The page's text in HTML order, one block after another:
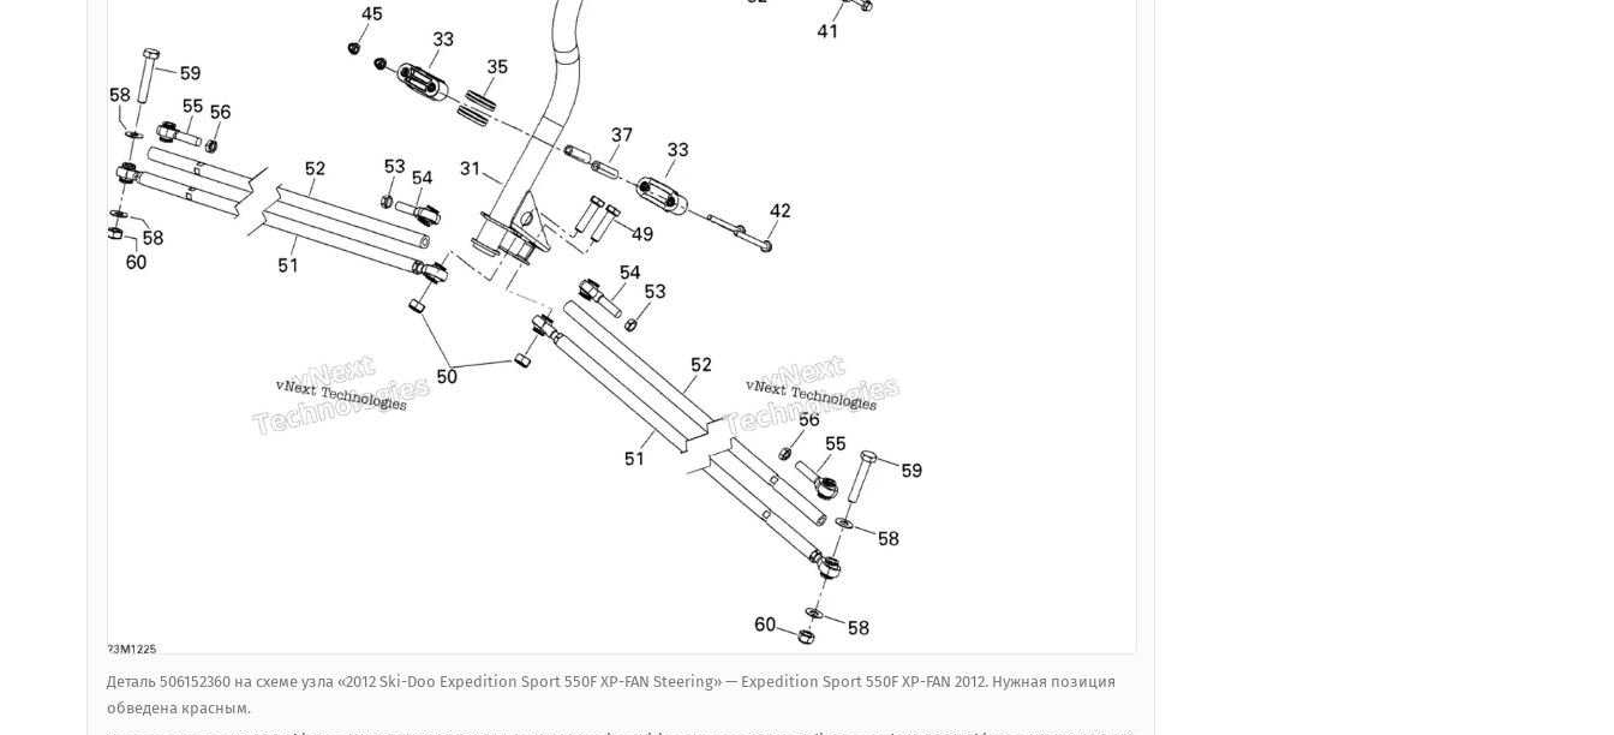
Деталь 506152360 на схеме узла «2012 Ski-Doo Expedition Sport 550F XP-FAN Steering» — Expedition Sport 550F XP-FAN 2012. Нужная позиция
обведена красным.